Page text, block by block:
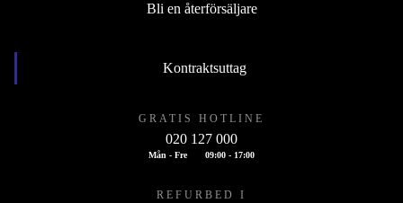
Bli en återförsäljare
Kontraktsuttag
GRATIS HOTLINE
020 127 000
Mån - Fre 09:00 - 17:00
REFURBED I